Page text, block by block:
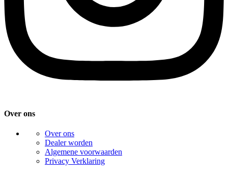
Over ons
Over ons
Dealer worden
Algemene voorwaarden
Privacy Verklaring